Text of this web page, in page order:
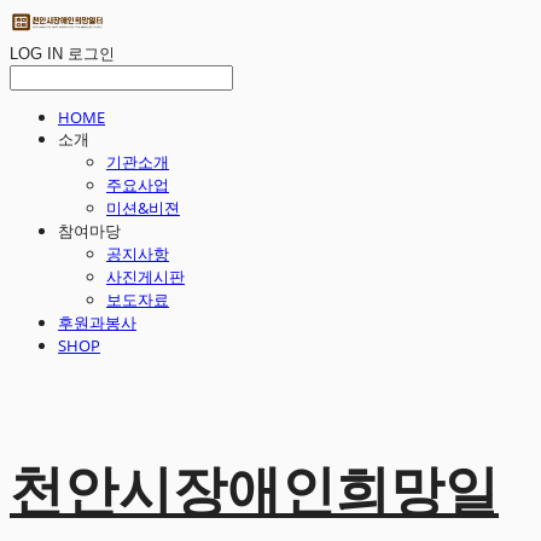
LOG IN 로그인
HOME
소개
기관소개
주요사업
미션&비젼
참여마당
공지사항
사진게시판
보도자료
후원과봉사
SHOP
천안시장애인희망일